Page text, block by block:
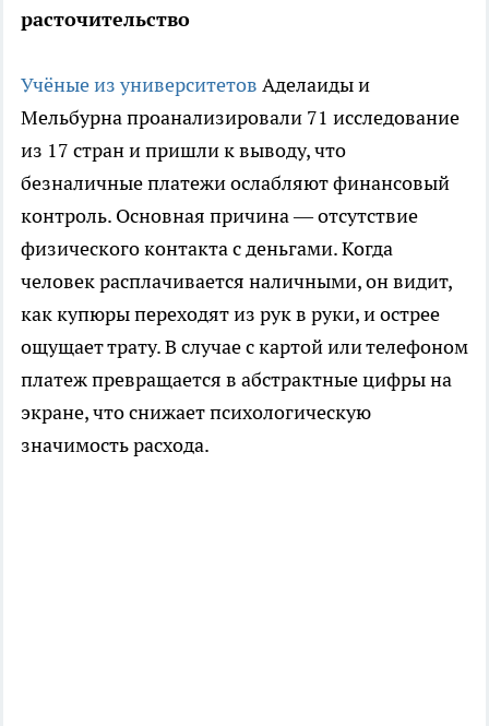
расточительство
Учёные из университетов Аделаиды и
Мельбурна проанализировали 71 исследование
из 17 стран и пришли к выводу, что
безналичные платежи ослабляют финансовый
контроль. Основная причина — отсутствие
физического контакта с деньгами. Когда
человек расплачивается наличными, он видит,
как купюры переходят из рук в руки, и острее
ощущает трату. В случае с картой или телефоном
платеж превращается в абстрактные цифры на
экране, что снижает психологическую
значимость расхода.